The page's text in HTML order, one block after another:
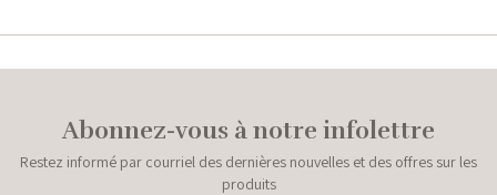
Abonnez-vous à notre infolettre
Restez informé par courriel des dernières nouvelles et des offres sur les
produits